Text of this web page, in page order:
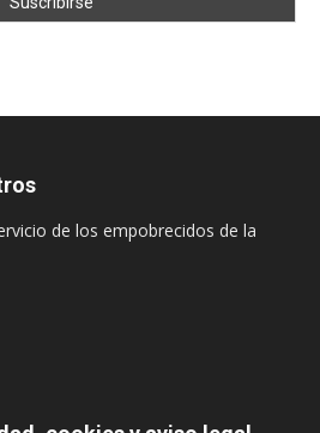
de los empobrecidos de la